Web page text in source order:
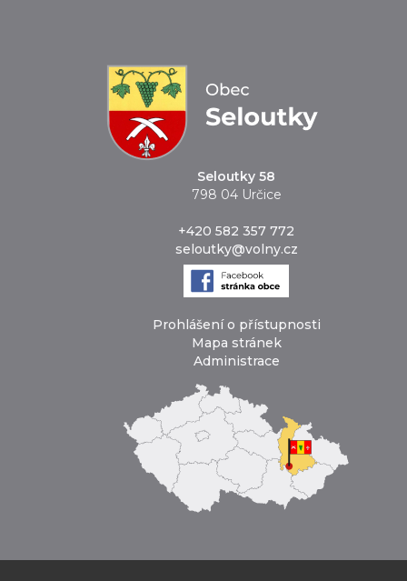
Seloutky 58
798 04 Určice
+420 582 357 772
seloutky@volny.cz
Prohlášení o přístupnosti
Mapa stránek
Administrace